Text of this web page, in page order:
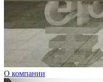
О компании